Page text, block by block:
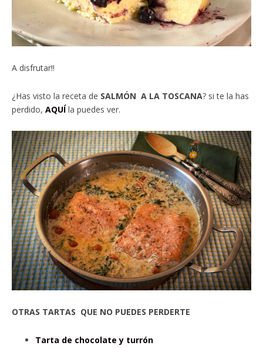
A disfrutar!!
¿Has visto la receta de SALMÓN A LA TOSCANA? si te la has
perdido, AQUÍla puedes ver.
OTRAS TARTAS QUE NO PUEDES PERDERTE
Tarta de chocolate y turrón